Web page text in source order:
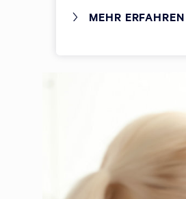
MEHR ERFAHREN